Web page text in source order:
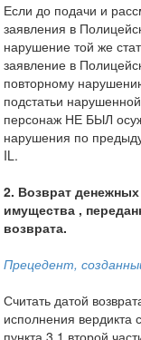
Если до подачи и
заявления в
нарушение той же
заявление в
повторному
подстатьи
персонаж НЕ БЫЛ
нарушения по
IL.
2. Возврат
имущества ,
возврата.
Прецедент,
Считать датой
исполнения вердикта
пункта 3.1 второй